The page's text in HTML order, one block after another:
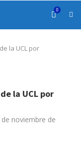
0
la UCL por
la UCL por
de noviembre de